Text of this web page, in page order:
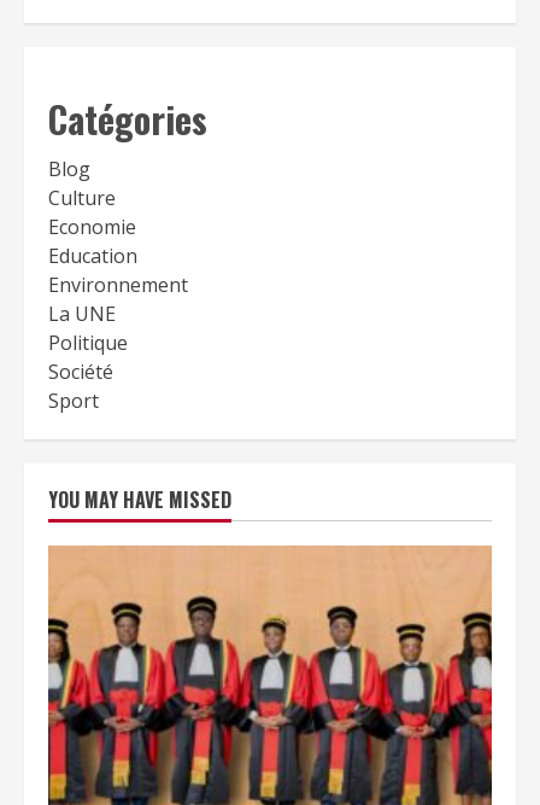
Catégories
Blog
Culture
Economie
Education
Environnement
La UNE
Politique
Société
Sport
YOU MAY HAVE MISSED